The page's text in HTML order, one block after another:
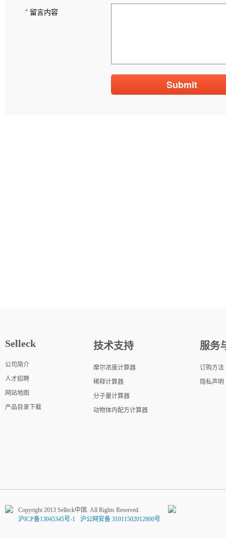
* 留言内容
Selleck
公司简介
人才招聘
网站地图
产品目录下载
技术支持
摩尔浓度计算器
稀释计算器
分子量计算器
动物体内配方计算器
服务
订购方法
隐私声明
Copyright 2013 Selleck中国. All Rights Reserved.
沪ICP备13045345号-1
沪公网安备 31011502012800号